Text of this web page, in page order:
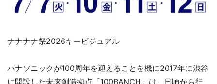
ナナナナ祭2026キービジュアル
パナソニックが100周年を迎えることを機に2017年に渋谷
に開設した未来創造拠点「100BANCH」は、日頃から行